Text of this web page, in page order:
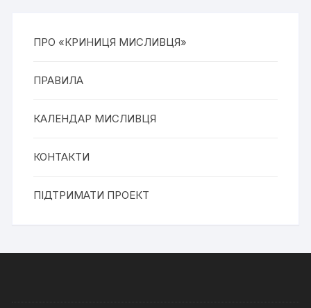
ПРО «КРИНИЦЯ МИСЛИВЦЯ»
ПРАВИЛА
КАЛЕНДАР МИСЛИВЦЯ
КОНТАКТИ
ПІДТРИМАТИ ПРОЕКТ